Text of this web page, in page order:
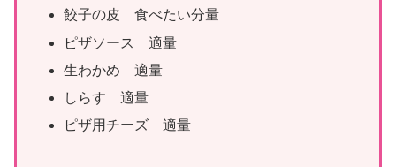
餃子の皮 食べたい分量
ピザソース 適量
生わかめ 適量
しらす 適量
ピザ用チーズ 適量